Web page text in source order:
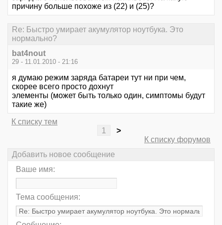
причину больше похоже из (22) и (25)?
Re: Быстро умирает акумулятор ноутбука. Это
нормально?
bat4nout
29 - 11.01.2010 - 21:16
я думаю режим заряда батареи тут ни при чем,
скорее всего просто дохнут
элементы (может быть только один, симптомы будут
такие же)
К списку тем
1
>
К списку форумов
Добавить новое сообщение
Ваше имя:
Тема сообщения: